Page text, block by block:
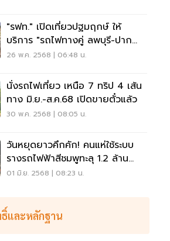
"รฟท." เปิดเที่ยวปฐมฤกษ์ ให้
บริการ "รถไฟทางคู่ ลพบุรี-ปากน้ำ
โพ"
26 พ.ค. 2568 | 06:48 น.
นั่งรถไฟเที่ยว เหนือ 7 ทริป 4 เส้น
ทาง มิ.ย.-ส.ค.68 เปิดขายตั๋วแล้ว
30 พ.ค. 2568 | 08:05 น.
วันหยุดยาวคึกคัก! คนแห่ใช้ระบบ
รางรถไฟฟ้าสีชมพูทะลุ 1.2 ล้าน
เที่ยว
01 มิ.ย. 2568 | 08:23 น.
และหลักฐาน